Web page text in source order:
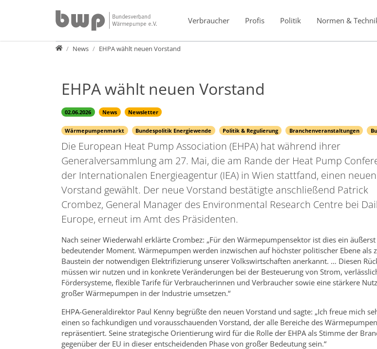
Verbraucher
Profis Politik Normen &
PresseNews EHPA wählt neuen Vorstand
EHPA wählt neuen Vorstand
02.06.2026 News Newsletter
Wärmepumpenmarkt Bundespolitik Energiewende Politik & Regulierung Branchenveranstaltungen
Die European Heat Pump Association (EHPA) hat während ihrer
Generalversammlung am 27. Mai, die am Rande der Heat Pump
der Internationalen Energieagentur (IEA) in Wien stattfand, einen neuen
Vorstand gewählt. Der neue Vorstand bestätigte anschließend Patrick
Crombez, General Manager des Environmental Research Centre bei
Europe, erneut im Amt des Präsidenten.
Nach seiner Wiederwahl erklärte Crombez: „Für den Wärmepumpensektor ist dies ein äußerst
bedeutender Moment. Wärmepumpen werden inzwischen auf höchster politischer Ebene als
Baustein der notwendigen Elektrifizierung unserer Volkswirtschaften anerkannt. … Diesen
müssen wir nutzen und in konkrete Veränderungen bei der Besteuerung von Strom,
Fördersysteme, flexible Tarife für Verbraucherinnen und Verbraucher sowie eine stärkere
großer Wärmepumpen in der Industrie umsetzen.“
EHPA-Generaldirektor Paul Kenny begrüßte den neuen Vorstand und sagte: „Ich freue mich
einen so fachkundigen und vorausschauenden Vorstand, der alle Bereiche des
repräsentiert. Seine strategische Orientierung wird für die Rolle der EHPA als Stimme der
gegenüber der EU in dieser entscheidenden Phase von großer Bedeutung sein.“